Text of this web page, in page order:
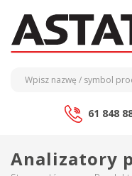
61 848
Analizatory